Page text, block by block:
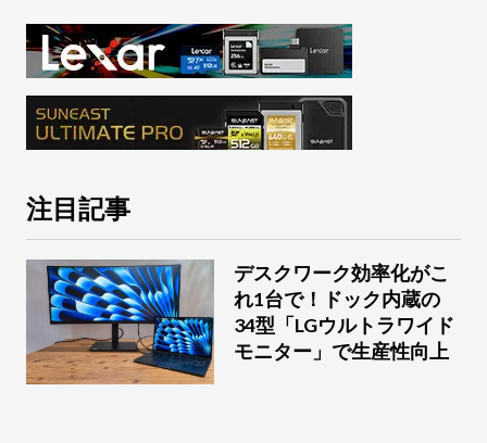
注目記事
デスクワーク効率化がこ
れ1台で！ドック内蔵の
34型「LGウルトラワイド
モニター」で生産性向上